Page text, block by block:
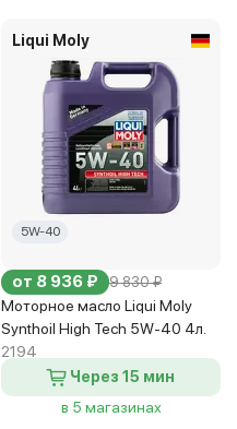
Liqui Moly
5W-40
от 8 936 ₽ 9 830 ₽
Моторное масло Liqui Moly
Synthoil High Tech 5W-40 4л.
2194
Через 15 мин
в 5 магазинах